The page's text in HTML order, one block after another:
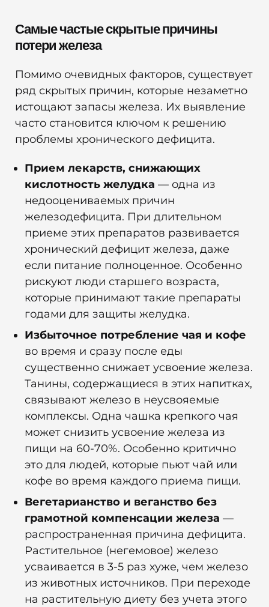
Самые частые скрытые причины
потери железа
Помимо очевидных факторов, существует
ряд скрытых причин, которые незаметно
истощают запасы железа. Их выявление
часто становится ключом к решению
проблемы хронического дефицита.
Прием лекарств, снижающих
кислотность желудка — одна из
недооцениваемых причин
железодефицита. При длительном
приеме этих препаратов развивается
хронический дефицит железа, даже
если питание полноценное. Особенно
рискуют люди старшего возраста,
которые принимают такие препараты
годами для защиты желудка.
Избыточное потребление чая и кофе
во время и сразу после еды
существенно снижает усвоение железа.
Танины, содержащиеся в этих напитках,
связывают железо в неусвояемые
комплексы. Одна чашка крепкого чая
может снизить усвоение железа из
пищи на 60-70%. Особенно критично
это для людей, которые пьют чай или
кофе во время каждого приема пищи.
Вегетарианство и веганство без
грамотной компенсации железа —
распространенная причина дефицита.
Растительное (негемовое) железо
усваивается в 3-5 раз хуже, чем железо
из животных источников. При переходе
на растительную диету без учета этого